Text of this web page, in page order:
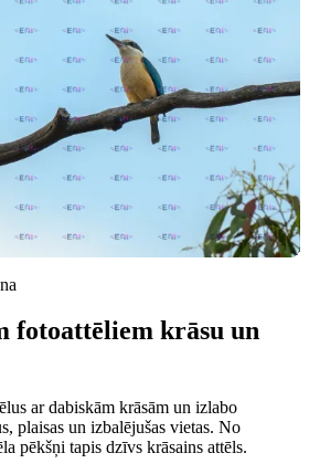
fotoattēliem krāsu un
ar dabiskām krāsām un izlabo
plaisas un izbalējušas vietas. No
pēkšņi tapis dzīvs krāsains attēls.